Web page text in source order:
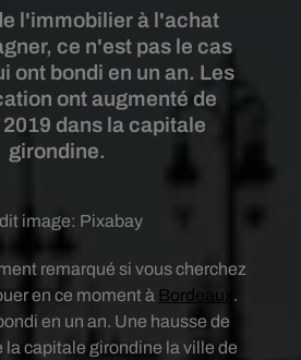
l'immobilier à l'achat
ce n'est pas le cas
ont bondi en un an. Les
ont augmenté de
dans la capitale
girondine.
image: Pixabay
remarqué si vous cherchez
en ce moment à Bordeaux .
en un an. Une hausse de
la capitale girondine la ville de